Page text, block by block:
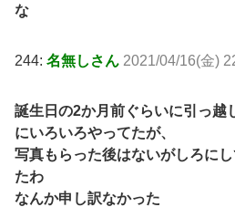
な
244: 名無しさん 2021/04/16(金)
誕生日の2か月前ぐらいに引っ越
にいろいろやってたが、
写真もらった後はないがしろに
たわ
なんか申し訳なかった